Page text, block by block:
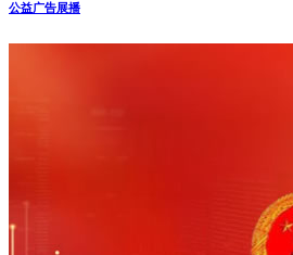
公益广告展播